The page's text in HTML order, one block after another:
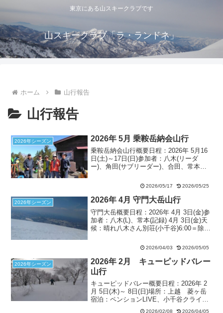
東京にある山スキークラブです
山スキークラブ「ラ・ランドネ」
ホーム 山行報告
山行報告
2026年シーズン 2026年 5月 乗鞍岳納会山行
乗鞍岳納会山行概要日程：2026年 5月16
日(土)～17日(日)参加者：八木(リーダ
ー)、角田(サブリーダー)、合田、常本、
はいささか寂しい5名の参加でありました
が、乗鞍高原青葉荘にリーダー...
2026/05/17 2026/05/25
2026年シーズン 2026年 4月 守門大岳山行
守門大岳概要日程：2026年 4月 3日(金)参
加者：八木(L)、常本(記録) 4月 3日(金)天
候：晴れ八木さん別荘(小千谷)6:00＝除雪
(780m)10:40…守門大岳頂上(1430m...
2026/04/03 2026/05/05
2026年シーズン
2026年 2月 キューピッドバレー
山行
キューピッドバレー概要日程：2026年 2
月 5日(木)～ 8日(日)場所：上越 菱ヶ岳
宿泊：ペンションLIVE、小千谷クライン
ガルテン参加者：八木(L)、常本 2月 5日
2026/02/08 2026/04/05